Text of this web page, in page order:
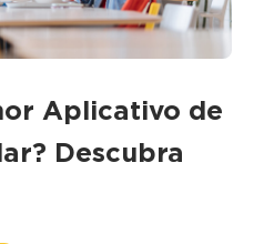
Aplicativo de
Descubra